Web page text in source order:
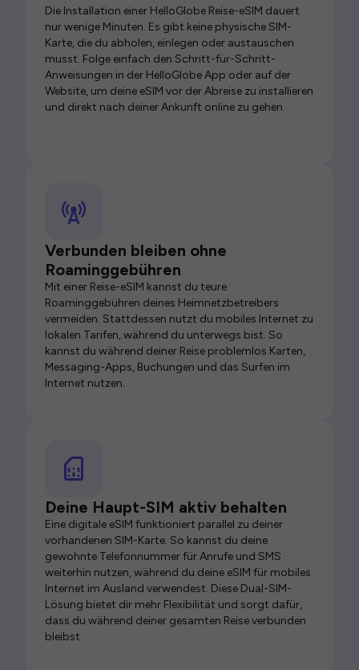
Die Installation einer HelloGlobe Reise-eSIM dauert
nur wenige Minuten. Es gibt keine physische SIM-
Karte, die du abholen, einlegen oder austauschen
musst. Folge einfach den Schritt-für-Schritt-
Anweisungen in der HelloGlobe App oder auf der
Website, um deine eSIM vor der Abreise zu installieren
und direkt nach deiner Ankunft online zu gehen.
Verbunden bleiben ohne
Roaminggebühren
Mit einer Reise-eSIM kannst du teure
Roaminggebühren deines Heimnetzbetreibers
vermeiden. Stattdessen nutzt du mobiles Internet zu
lokalen Tarifen, während du unterwegs bist. So
kannst du während deiner Reise problemlos Karten,
Messaging-Apps, Buchungen und das Surfen im
Internet nutzen.
Deine Haupt-SIM aktiv behalten
Eine digitale eSIM funktioniert parallel zu deiner
vorhandenen SIM-Karte. So kannst du deine
gewohnte Telefonnummer für Anrufe und SMS
weiterhin nutzen, während du deine eSIM für mobiles
Internet im Ausland verwendest. Diese Dual-SIM-
Lösung bietet dir mehr Flexibilität und sorgt dafür,
dass du während deiner gesamten Reise verbunden
bleibst.